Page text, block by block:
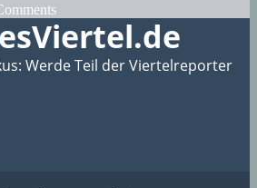
Werde Teil der Viertelreporter